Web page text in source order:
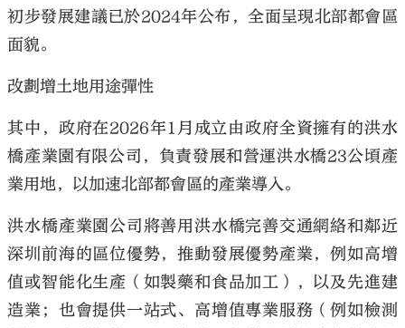
初步發展建議已於2024年公布，全面呈現北部都會區
面貌。
改劃增土地用途彈性
其中，政府在2026年1月成立由政府全資擁有的洪水
橋產業園有限公司，負責發展和營運洪水橋23公頃產
業用地，以加速北部都會區的產業導入。
洪水橋產業園公司將善用洪水橋完善交通網絡和鄰近
深圳前海的區位優勢，推動發展優勢產業，例如高增
值或智能化生產（如製藥和食品加工），以及先進建
造業；也會提供一站式、高增值專業服務（例如檢測